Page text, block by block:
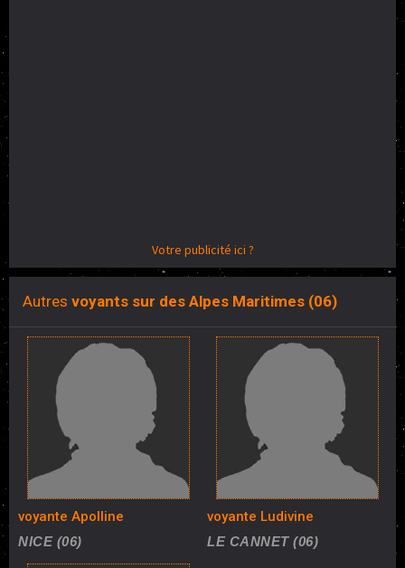
Votre publicité ici ?
Autres voyants sur des Alpes Maritimes (06)
voyante Apolline
NICE (06)
voyante Ludivine
LE CANNET (06)